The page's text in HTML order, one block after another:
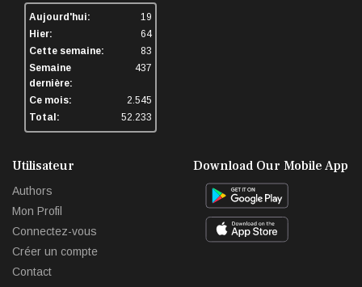
Aujourd'hui:
19
Hier:
64
Cette semaine:
83
Semaine
dernière:
437
Ce mois:
2.545
Total:
52.233
Utilisateur
Authors
Mon Profil
Connectez-vous
Créer un compte
Contact
Download Our Mobile App